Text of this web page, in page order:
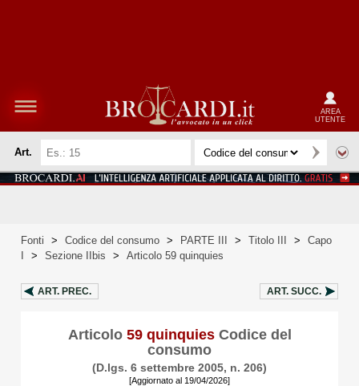
AREA
UTENTE
Art.
Fonti > Codice del consumo > PARTE III > Titolo III >
Capo
> Sezione IIbis > Articolo 59 quinquies
ART. PREC. ART. SUCC.
Articolo 59 quinquiesCodice del
consumo
(D.lgs. 6 settembre 2005, n. 206)
[Aggiornato al 19/04/2026]